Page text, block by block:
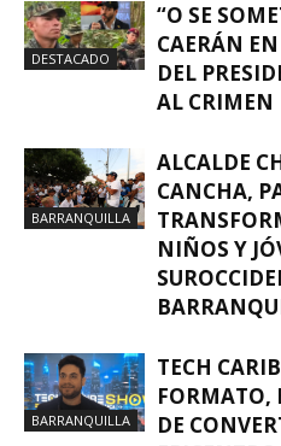
DESTACADO
“O SE
CAERÁN
DEL
AL CRIMEN
BARRANQUILLA
ALCALDE
CANCHA,
NIÑOS Y
BARRANQUILLA
TECH
FORMATO,
DE